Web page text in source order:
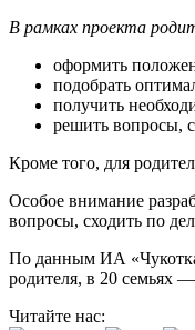
В рамках проекта
оформить
подобрать
получить
решить вопросы,
Кроме того, для
Особое внимание
вопросы, сходить по
По данным ИА
родителя, в 20 семьях
Читайте нас: